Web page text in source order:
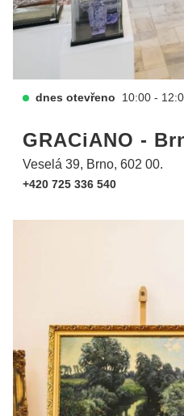
dnes otevřeno 10:00 -
GRACiANO -
Veselá 39, Brno, 602 00.
+420 725 336 540